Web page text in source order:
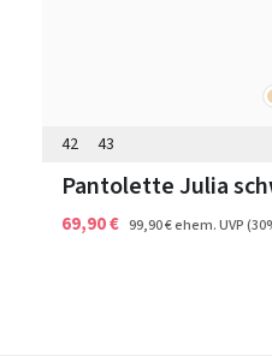
42 43
Pantolette Julia
69,90 € 99,90 €ehem. UVP